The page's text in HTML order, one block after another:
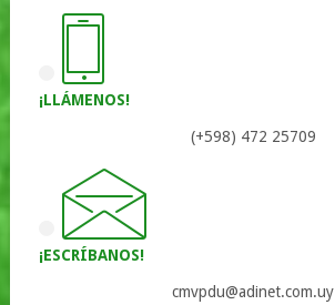
¡LLÁMENOS!
(+598) 472 25709
¡ESCRÍBANOS!
cmvpdu@adinet.com.uy